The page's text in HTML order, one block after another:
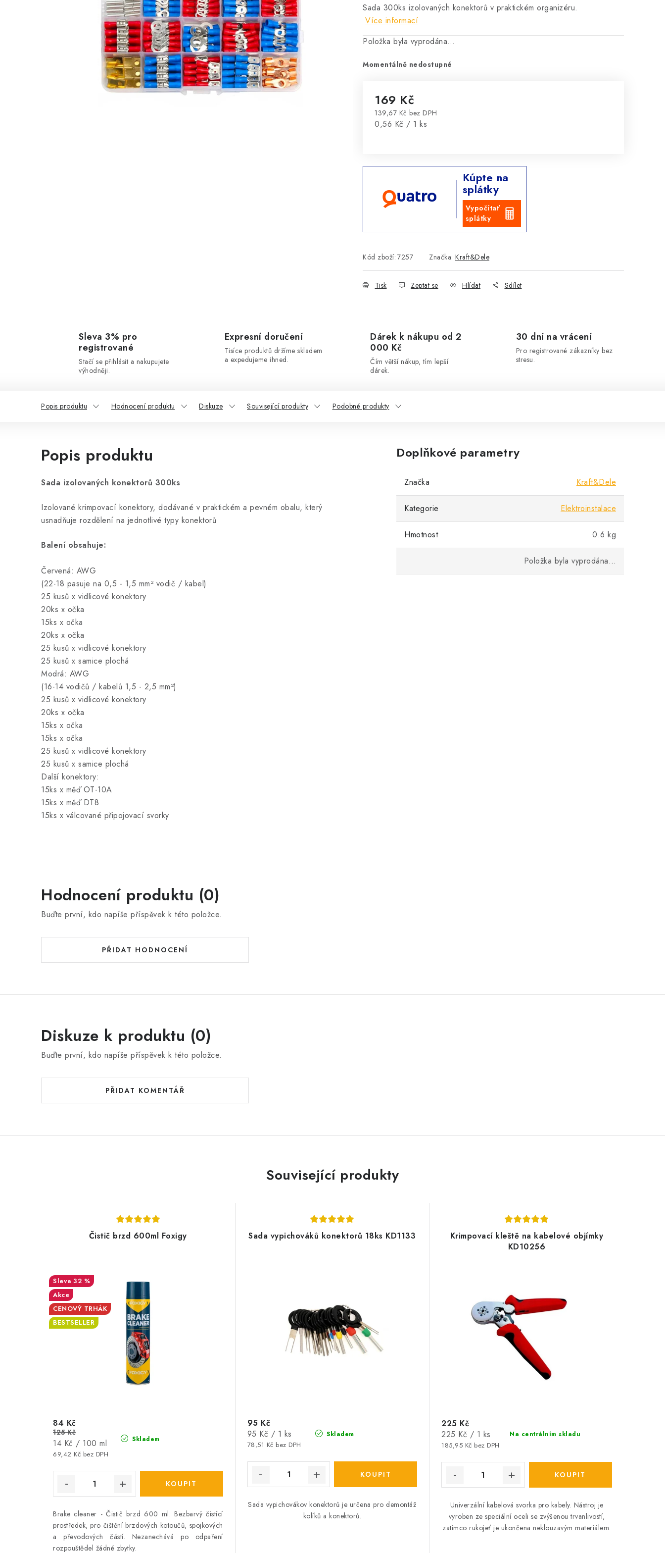
Sada 300ks izolovaných konektorů v praktickém organizéru.
Více informací
Položka byla vyprodána…
Momentálně nedostupné
169 Kč
139,67 Kč bez DPH
Měrná cena:
0,56 Kč / 1 ks
Kúpte na
splátky
Vypočítať
splátky
Kód zboží: 7257 Značka: Kraft&Dele
Tisk Zeptat se Hlídat Sdílet
Sleva 3% pro
registrované
Stačí se přihlásit a nakupujete
výhodněji.
Expresní doručení
Tisíce produktů držíme skladem
a expedujeme ihned.
Dárek k nákupu od 2
000 Kč
Čím větší nákup, tím lepší
dárek.
30 dní na vrácení
Pro registrované zákazníky bez
stresu.
Popis produktu Hodnocení produktu Diskuze Související produkty Podobné produkty
Popis produktu
Sada izolovaných konektorů 300ks
Izolované krimpovací konektory, dodávané v praktickém a pevném obalu, který
usnadňuje rozdělení na jednotlivé typy konektorů
Balení obsahuje:
Červená: AWG
(22-18 pasuje na 0,5 - 1,5 mm² vodič / kabel)
25 kusů x vidlicové konektory
20ks x očka
15ks x očka
20ks x očka
25 kusů x vidlicové konektory
25 kusů x samice plochá
Modrá: AWG
(16-14 vodičů / kabelů 1,5 - 2,5 mm²)
25 kusů x vidlicové konektory
20ks x očka
15ks x očka
15ks x očka
25 kusů x vidlicové konektory
25 kusů x samice plochá
Další konektory:
15ks x měď OT-10A
15ks x měď DT8
15ks x válcované připojovací svorky
Doplňkové parametry
Značka Kraft&Dele
Kategorie Elektroinstalace
Hmotnost 0.6 kg
Položka byla vyprodána…
Hodnocení produktu (0)
Buďte první, kdo napíše příspěvek k této položce.
PŘIDAT HODNOCENÍ
Diskuze k produktu (0)
Buďte první, kdo napíše příspěvek k této položce.
PŘIDAT KOMENTÁŘ
Související produkty
Čistič brzd 600ml Foxigy
32 %
Akce
CENOVÝ TRHÁK
BESTSELLER
Skladem
69,42 Kč bez DPH
84 Kč
125 Kč
Měrná
cena:
14 Kč / 100 ml
Brake cleaner - Čistič brzd 600 ml. Bezbarvý čistící
prostředek, pro čištění brzdových kotoučů, spojkových
a převodových částí. Nezanechává po odpaření
rozpouštědel žádné zbytky.
Sada vypichováků konektorů 18ks KD1133
Skladem
78,51 Kč bez DPH
95 Kč
Měrná
cena:
95 Kč / 1 ks
Sada vypichovákov konektorů je určena pro demontáž
kolíků a konektorů.
Krimpovací kleště na kabelové objímky
KD10256
Na centrálním skladu
185,95 Kč bez DPH
225 Kč
Měrná
cena:
225 Kč / 1 ks
Univerzální kabelová svorka pro kabely. Nástroj je
vyroben ze speciální oceli se zvýšenou trvanlivostí,
zatímco rukojeť je ukončena neklouzavým materiálem.